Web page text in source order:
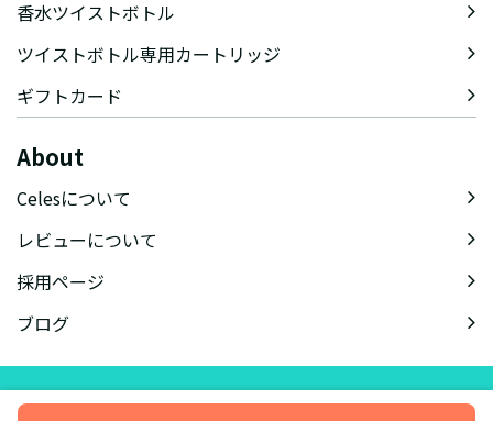
香水ツイストボトル
ツイストボトル専用カートリッジ
ギフトカード
About
Celesについて
レビューについて
採用ページ
ブログ
会社概要特定商取引法に基づく表記会員規約プライバシーポリシー